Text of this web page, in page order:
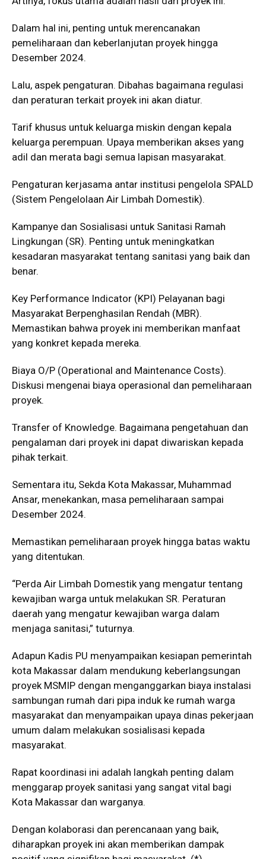
Dalam hal ini, penting untuk merencanakan
pemeliharaan dan keberlanjutan proyek hingga
Desember 2024.
Lalu, aspek pengaturan. Dibahas bagaimana regulasi
dan peraturan terkait proyek ini akan diatur.
Tarif khusus untuk keluarga miskin dengan kepala
keluarga perempuan. Upaya memberikan akses yang
adil dan merata bagi semua lapisan masyarakat.
Pengaturan kerjasama antar institusi pengelola SPALD
(Sistem Pengelolaan Air Limbah Domestik).
Kampanye dan Sosialisasi untuk Sanitasi Ramah
Lingkungan (SR). Penting untuk meningkatkan
kesadaran masyarakat tentang sanitasi yang baik dan
benar.
Key Performance Indicator (KPI) Pelayanan bagi
Masyarakat Berpenghasilan Rendah (MBR).
Memastikan bahwa proyek ini memberikan manfaat
yang konkret kepada mereka.
Biaya O/P (Operational and Maintenance Costs).
Diskusi mengenai biaya operasional dan pemeliharaan
proyek.
Transfer of Knowledge. Bagaimana pengetahuan dan
pengalaman dari proyek ini dapat diwariskan kepada
pihak terkait.
Sementara itu, Sekda Kota Makassar, Muhammad
Ansar, menekankan, masa pemeliharaan sampai
Desember 2024.
Memastikan pemeliharaan proyek hingga batas waktu
yang ditentukan.
“Perda Air Limbah Domestik yang mengatur tentang
kewajiban warga untuk melakukan SR. Peraturan
daerah yang mengatur kewajiban warga dalam
menjaga sanitasi,” tuturnya.
Adapun Kadis PU menyampaikan kesiapan pemerintah
kota Makassar dalam mendukung keberlangsungan
proyek MSMIP dengan menganggarkan biaya instalasi
sambungan rumah dari pipa induk ke rumah warga
masyarakat dan menyampaikan upaya dinas pekerjaan
umum dalam melakukan sosialisasi kepada
masyarakat.
Rapat koordinasi ini adalah langkah penting dalam
menggarap proyek sanitasi yang sangat vital bagi
Kota Makassar dan warganya.
Dengan kolaborasi dan perencanaan yang baik,
diharapkan proyek ini akan memberikan dampak